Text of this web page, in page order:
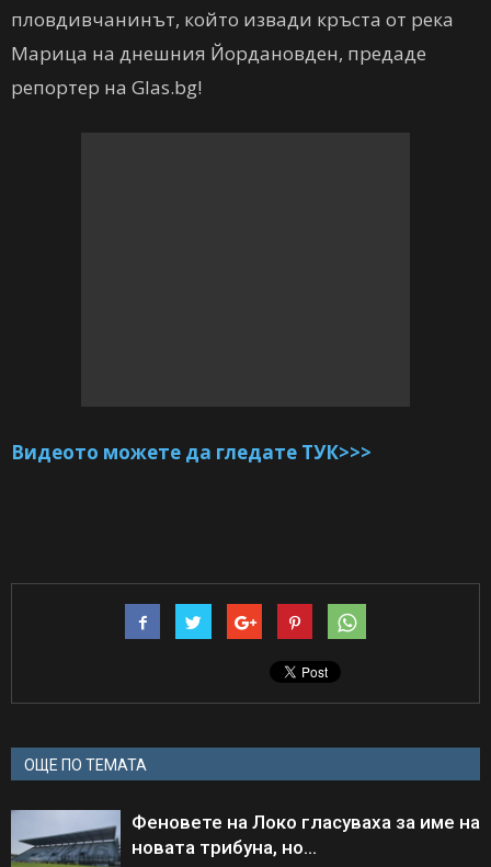
пловдивчанинът, който извади кръста от река
Марица на днешния Йордановден, предаде
репортер на Glas.bg!
Видеото можете да гледате ТУК>>>
ОЩЕ ПО ТЕМАТА
Феновете на Локо гласуваха за име на
новата трибуна, но…